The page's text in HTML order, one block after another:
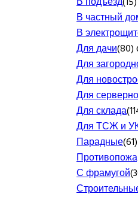
В частный
В
Для дачи(80)
Для
Для
Для
Для склада
Для ТСЖ и
Парадные
С фрамугой